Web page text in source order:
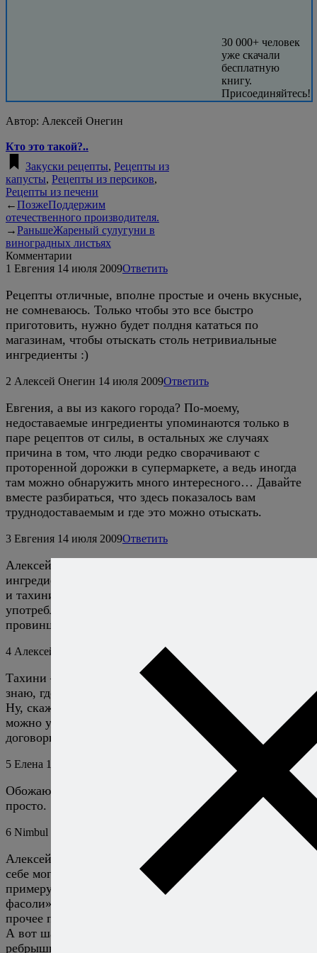
30 000+ человек
уже скачали
бесплатную
книгу.
Присоединяйтесь!
Автор: Алексей Онегин
Кто это такой?..
Закуски рецепты, Рецепты из
капусты, Рецепты из персиков,
Рецепты из печени
←ПозжеПоддержим
отечественного производителя.
→РаньшеЖареный сулугуни в
виноградных листьях
Комментарии
1 Евгения 14 июля 2009Ответить
Рецепты отличные, вполне простые и очень вкусные,
не сомневаюсь. Только чтобы это все быстро
приготовить, нужно будет полдня кататься по
магазинам, чтобы отыскать столь нетривиальные
ингредиенты :)
2 Алексей Онегин 14 июля 2009Ответить
Евгения, а вы из какого города? По-моему,
недоставаемые ингредиенты упоминаются только в
паре рецептов от силы, в остальных же случаях
причина в том, что люди редко сворачивают с
проторенной дорожки в супермаркете, а ведь иногда
там можно обнаружить много интересного… Давайте
вместе разбираться, что здесь показалось вам
труднодоставаемым и где это можно отыскать.
3 Евгения 14 июля 2009Ответить
Алексей, Воронеж на проводе :) я не про все
ингредиенты. Меня лично почему-то возмутили мисо
и тахини, причем я знаю что это такое, и даже
употребляла неоднократно, но вот в нашем
провинциальном краю где такое найти — не знаю ))
4 Алексей Онегин 14 июля 2009Ответить
Тахини — это как раз тот случай, когда я и правда не
знаю, где его искать, если нигде нету. :) А вот мисо…
Ну, скажем, у вас в городе наверняка есть суши-бары,
можно узнать у них контакты поставщика или
договориться, чтобы вам продали немного мисо-пасты.
5 Елена 14 июля 2009
Обожаю спаржу и фасоль. Особенно, когда все так
просто.
6 Nimbul
Алексей, подборка просто шикарная, но вот я вряд ли
себе могу представить пикник с салатиками — к
примеру «Салат из цветной капусты и зеленой
фасоли», «Имбирь, мисо и грецкие орехи» и прочее
прочее прочее…
А вот шашлык, челагач, куриные крылышки, свиные
ребрышки, это да. Ведь сам факт не придти нажр…. в